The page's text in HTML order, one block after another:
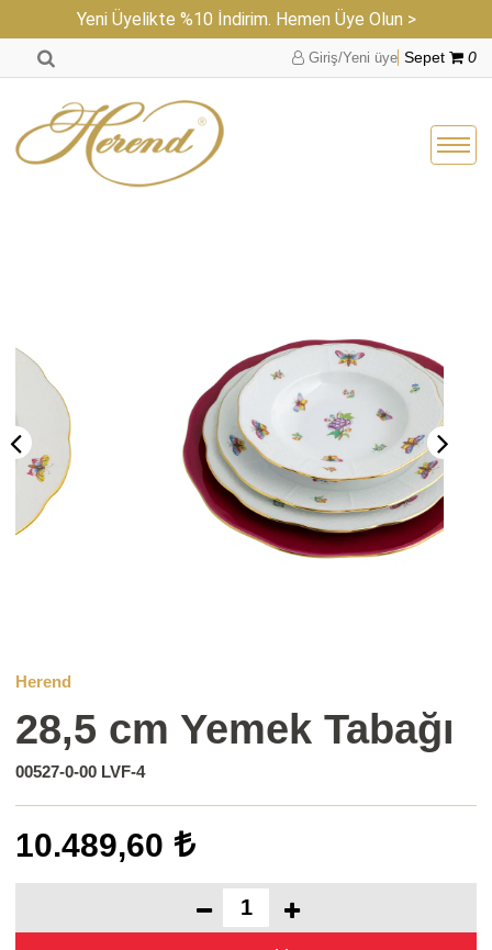
Yeni Üyelikte %10 İndirim. Hemen Üye Olun >
Giriş/Yeni üye Sepet 0
Herend
28,5 cm Yemek Tabağı
00527-0-00 LVF-4
10.489,60